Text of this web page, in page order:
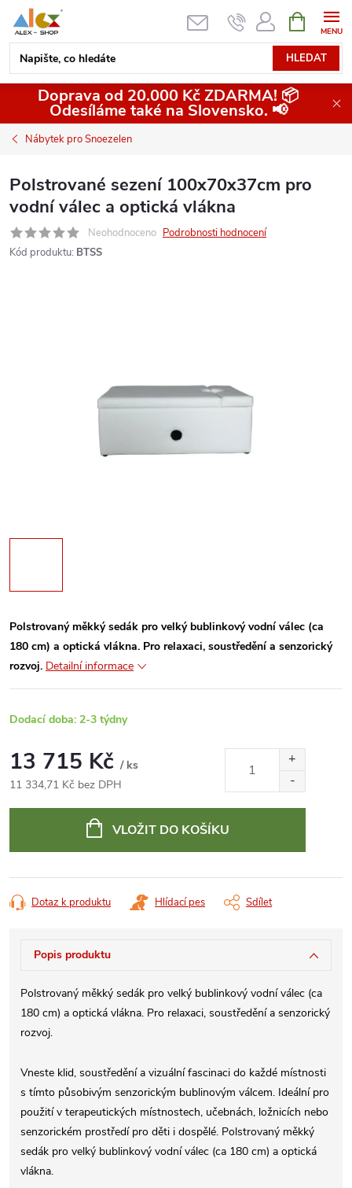
obsah
HLEDAT
NÁKUPNÍ
KOŠÍK
Doprava od 20.000 Kč ZDARMA! 📦
Odesíláme také na Slovensko. 📢
Nábytek pro Snoezelen
Polstrované sezení 100x70x37cm pro
vodní válec a optická vlákna
Neohodnoceno Podrobnosti hodnocení
Kód produktu: BTSS
Polstrovaný měkký sedák pro velký bublinkový vodní válec (ca
180 cm) a optická vlákna. Pro relaxaci, soustředění a senzorický
rozvoj. Detailní informace
Dodací doba: 2-3 týdny
13 715 Kč / ks
11 334,71 Kč bez DPH
VLOŽIT DO KOŠÍKU
Dotaz k produktu Hlídací pes Sdílet
Popis produktu
Polstrovaný měkký sedák pro velký bublinkový vodní válec (ca
180 cm) a optická vlákna. Pro relaxaci, soustředění a senzorický
rozvoj.
Vneste klid, soustředění a vizuální fascinaci do každé místnosti
s tímto působivým senzorickým bublinovým válcem. Ideální pro
použití v terapeutických místnostech, učebnách, ložnicích nebo
senzorickém prostředí pro děti i dospělé. Polstrovaný měkký
sedák pro velký bublinkový vodní válec (ca 180 cm) a optická
vlákna.